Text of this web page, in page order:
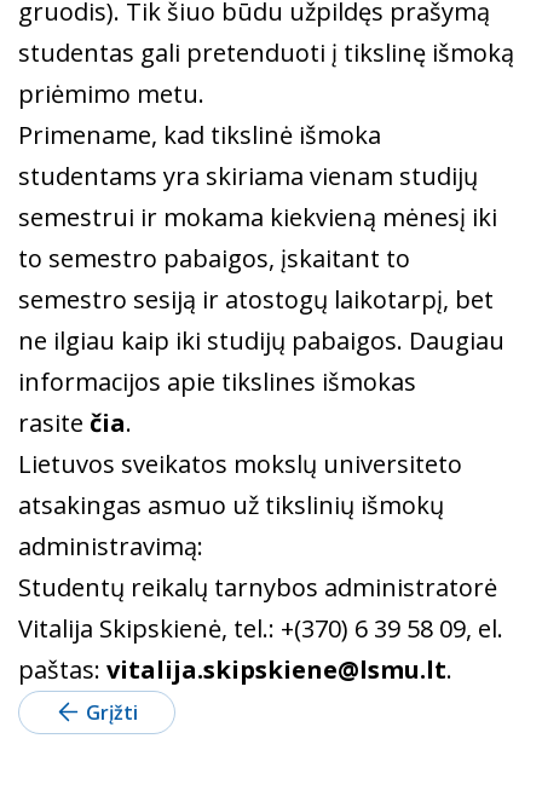
gruodis). Tik šiuo būdu užpildęs prašymą
studentas gali pretenduoti į tikslinę išmoką
priėmimo metu.
Primename, kad tikslinė išmoka
studentams yra skiriama vienam studijų
semestrui ir mokama kiekvieną mėnesį iki
to semestro pabaigos, įskaitant to
semestro sesiją ir atostogų laikotarpį, bet
ne ilgiau kaip iki studijų pabaigos. Daugiau
informacijos apie tikslines išmokas
rasite čia.
Lietuvos sveikatos mokslų universiteto
atsakingas asmuo už tikslinių išmokų
administravimą:
Studentų reikalų tarnybos administratorė
Vitalija Skipskienė, tel.: +(370) 6 39 58 09, el.
paštas: vitalija.skipskiene@lsmu.lt.
Grįžti